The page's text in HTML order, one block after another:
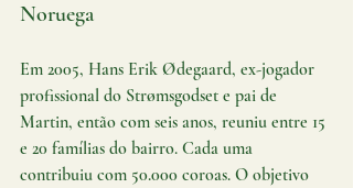
Noruega
Em 2005, Hans Erik Ødegaard, ex-jogador
profissional do Strømsgodset e pai de
Martin, então com seis anos, reuniu entre 15
e 20 famílias do bairro. Cada uma
contribuiu com 50.000 coroas. O objetivo